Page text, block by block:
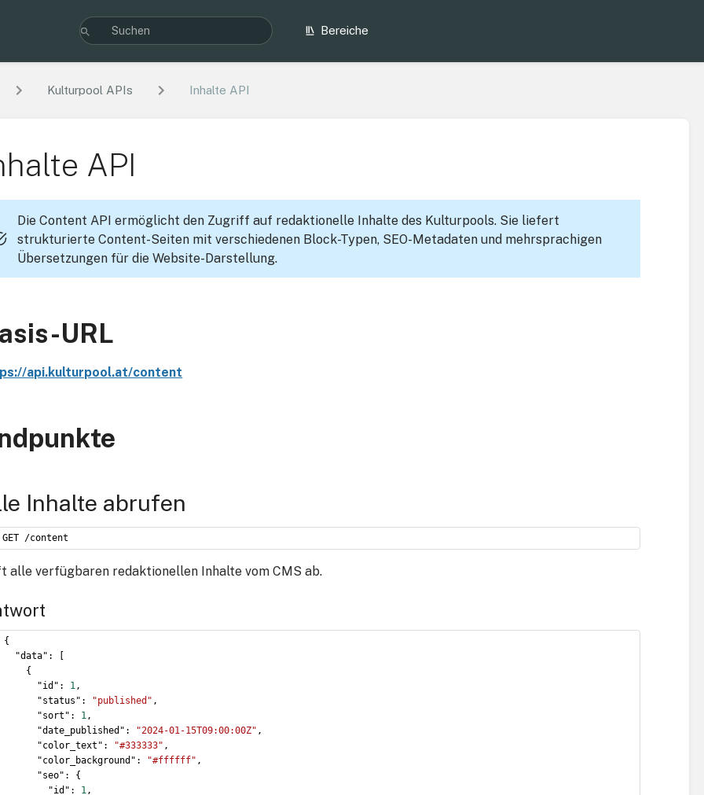
Bereiche
Kulturpool APIs Inhalte API
API
Die Content API ermöglicht den Zugriff auf redaktionelle Inhalte des Kulturpools. Sie liefert
strukturierte Content-Seiten mit verschiedenen Block-Typen, SEO-Metadaten und mehrsprachigen
Übersetzungen für die Website-Darstellung.
URL
api.kulturpool.at/content
Inhalte abrufen
GET /content
alle verfügbaren redaktionellen Inhalte vom CMS ab.
{
  "data": [
    {
      "id":
1 ,
      "status":
"published" ,
      "sort":
1 ,
      "date_published":
"2024-01-15T09:00:00Z" ,
      "color_text":
"#333333" ,
      "color_background":
"#ffffff" ,
      "seo": {
        "id":
1 ,